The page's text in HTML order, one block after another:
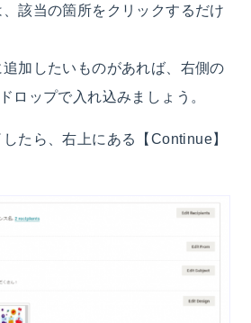
該当の箇所をクリックするだけ
加したいものがあれば、右側の
ロップで入れ込みましょう。
たら、右上にある【Continue】